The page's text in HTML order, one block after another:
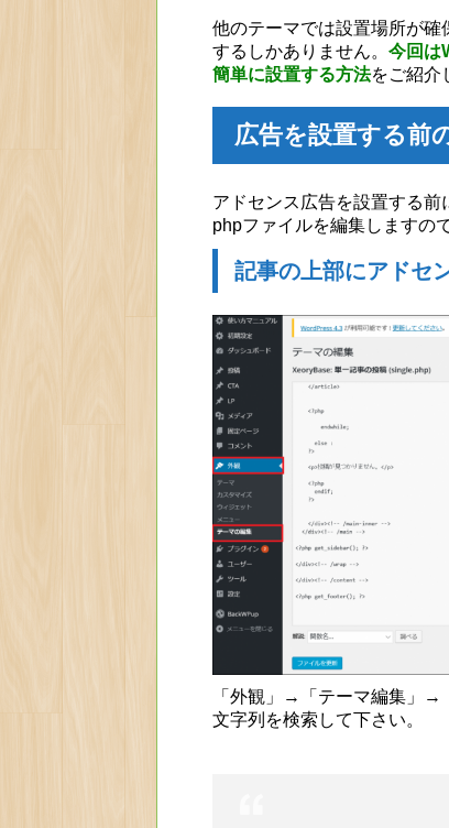
他のテーマでは設置場所が
するしかありません。 今回は
簡単に設置する方法をご紹介
広告を設置する前
アドセンス広告を設置する前
phpファイルを編集しますの
記事の上部にアドセ
「外観」→「テーマ編集」→
文字列を検索して下さい。